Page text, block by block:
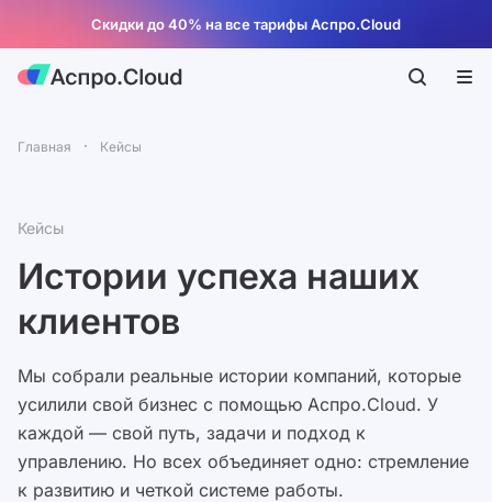
Скидки до 40% на все тарифы Аспро.Cloud
Главная Кейсы
Кейсы
Истории успеха наших
клиентов
Мы собрали реальные истории компаний, которые
усилили свой бизнес с помощью Аспро.Cloud. У
каждой — свой путь, задачи и подход к
управлению. Но всех объединяет одно: стремление
к развитию и четкой системе работы.